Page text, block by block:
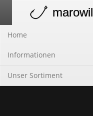
navigation
marowil
Home
Informationen
Unser Sortiment